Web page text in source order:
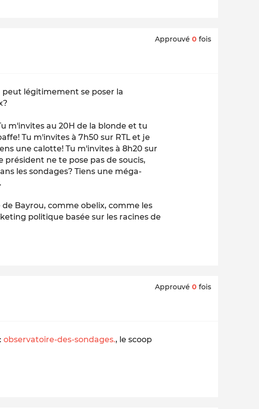
Approuvé 0 fois
peut légitimement se poser la
m'invites au 20H de la blonde et tu
Tu m'invites à 7h50 sur RTL et je
une calotte! Tu m'invites à 8h20 sur
ne te pose pas de soucis,
les sondages? Tiens une méga-
Bayrou, comme obelix, comme les
politique basée sur les racines de
Approuvé 0 fois
observatoire-des-sondages., le scoop